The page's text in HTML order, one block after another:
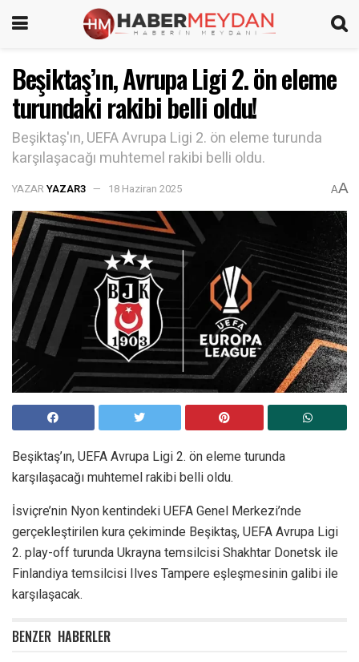
Beşiktaş’ın, Avrupa Ligi 2. ön eleme
turundaki rakibi belli oldu!
Beşiktaş'ın, UEFA Avrupa Ligi 2. ön eleme turunda
karşılaşacağı muhtemel rakibi belli oldu.
YAZAR YAZAR3 18 Haziran 2025 AA
Beşiktaş’ın, UEFA Avrupa Ligi 2. ön eleme turunda
karşılaşacağı muhtemel rakibi belli oldu.
İsviçre’nin Nyon kentindeki UEFA Genel Merkezi’nde
gerçekleştirilen kura çekiminde Beşiktaş, UEFA Avrupa Ligi
2. play-off turunda Ukrayna temsilcisi Shakhtar Donetsk ile
Finlandiya temsilcisi Ilves Tampere eşleşmesinin galibi ile
karşılaşacak.
BENZER HABERLER